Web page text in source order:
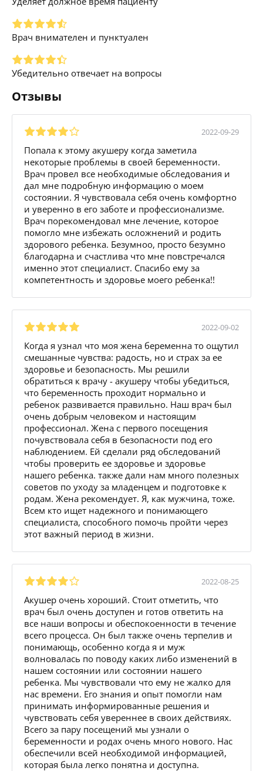
Врач внимателен и пунктуален
Убедительно отвечает на вопросы
Отзывы
2022-09-29
Попала к этому акушеру когда заметила
некоторые проблемы в своей беременности.
Врач провел все необходимые обследования и
дал мне подробную информацию о моем
состоянии. Я чувствовала себя очень комфортно
и уверенно в его заботе и профессионализме.
Врач порекомендовал мне лечение, которое
помогло мне избежать осложнений и родить
здорового ребенка. Безумноо, просто безумно
благодарна и счастлива что мне повстречался
именно этот специалист. Спасибо ему за
компетентность и здоровье моего ребенка!!
2022-09-02
Когда я узнал что моя жена беременна то ощутил
смешанные чувства: радость, но и страх за ее
здоровье и безопасность. Мы решили
обратиться к врачу - акушеру чтобы убедиться,
что беременность проходит нормально и
ребенок развивается правильно. Наш врач был
очень добрым человеком и настоящим
профессионал. Жена с первого посещения
почувствовала себя в безопасности под его
наблюдением. Ей сделали ряд обследований
чтобы проверить ее здоровье и здоровье
нашего ребенка. также дали нам много полезных
советов по уходу за младенцем и подготовке к
родам. Жена рекомендует. Я, как мужчина, тоже.
Всем кто ищет надежного и понимающего
специалиста, способного помочь пройти через
этот важный период в жизни.
2022-08-25
Акушер очень хороший. Стоит отметить, что
врач был очень доступен и готов ответить на
все наши вопросы и обеспокоенности в течение
всего процесса. Он был также очень терпелив и
понимающь, особенно когда я и муж
волновалась по поводу каких либо изменений в
нашем состоянии или состоянии нашего
ребенка. Мы чувствовали что ему не жалко для
нас времени. Его знания и опыт помогли нам
принимать информированные решения и
чувствовать себя увереннее в своих действиях.
Всего за пару посещений мы узнали о
беременности и родах очень много нового. Нас
обеспечили всей необходимой информацией,
которая была легко понятна и доступна.